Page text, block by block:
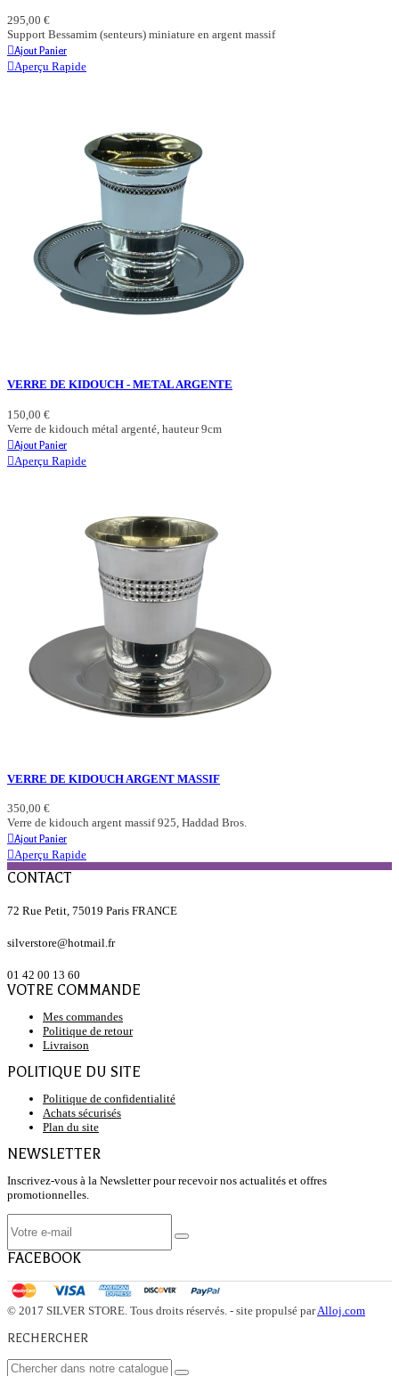
295,00 €
Support Bessamim (senteurs) miniature en argent massif
Ajout Panier
Aperçu Rapide
VERRE DE KIDOUCH - METAL ARGENTE
150,00 €
Verre de kidouch métal argenté, hauteur 9cm
Ajout Panier
Aperçu Rapide
VERRE DE KIDOUCH ARGENT MASSIF
350,00 €
Verre de kidouch argent massif 925, Haddad Bros.
Ajout Panier
Aperçu Rapide
CONTACT
72 Rue Petit, 75019 Paris FRANCE
silverstore@hotmail.fr
01 42 00 13 60
VOTRE COMMANDE
Mes commandes
Politique de retour
Livraison
POLITIQUE DU SITE
Politique de confidentialité
Achats sécurisés
Plan du site
NEWSLETTER
Inscrivez-vous à la Newsletter pour recevoir nos actualités et offres
promotionnelles.
FACEBOOK
© 2017 SILVER STORE. Tous droits réservés. - site propulsé parAlloj.com
RECHERCHER